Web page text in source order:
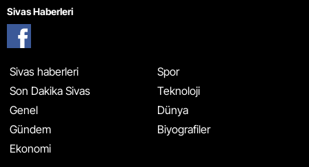
Sivas Haberleri
Sivas haberleri
Son Dakika Sivas
Genel
Gündem
Ekonomi
Spor
Teknoloji
Dünya
Biyografiler